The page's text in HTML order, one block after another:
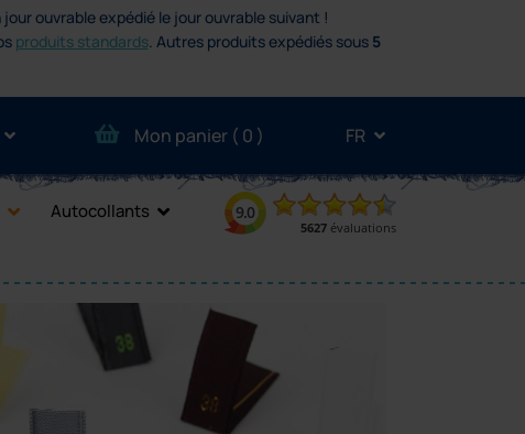
ouvrable expédié le jour ouvrable suivant !
produits standards. Autres produits expédiés sous 5
Mon panier ( 0 ) FR
Autocollants